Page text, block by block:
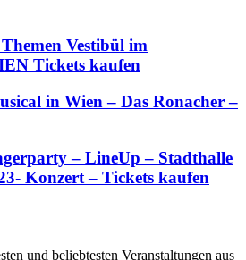
Vestibül im
Tickets kaufen
in Wien – Das Ronacher –
– LineUp – Stadthalle
Konzert – Tickets kaufen
und beliebtesten Veranstaltungen aus